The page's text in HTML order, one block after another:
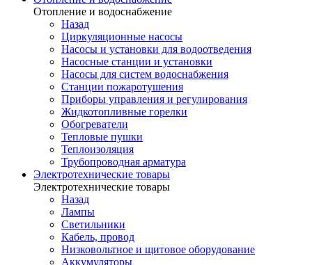
Отопление и водоснабжение
Назад
Циркуляционные насосы
Насосы и установки для водоотведения
Насосные станции и установки
Насосы для систем водоснабжения
Станции пожаротушения
Приборы управления и регулирования
Жидкотопливные горелки
Обогреватели
Тепловые пушки
Теплоизоляция
Трубопроводная арматура
Электротехнические товары
Электротехнические товары
Назад
Лампы
Светильники
Кабель, провод
Низковольтное и щитовое оборудование
Аккумуляторы